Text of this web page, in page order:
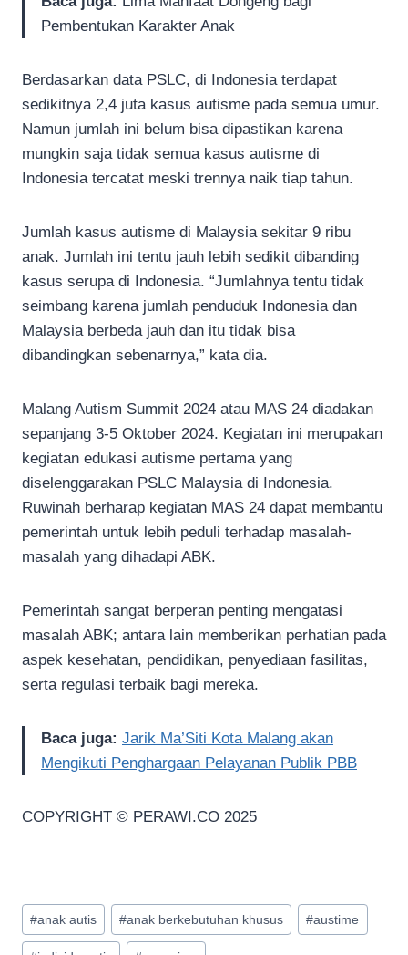
Pembentukan Karakter Anak
Berdasarkan data PSLC, di Indonesia terdapat
sedikitnya 2,4 juta kasus autisme pada semua umur.
Namun jumlah ini belum bisa dipastikan karena
mungkin saja tidak semua kasus autisme di
Indonesia tercatat meski trennya naik tiap tahun.
Jumlah kasus autisme di Malaysia sekitar 9 ribu
anak. Jumlah ini tentu jauh lebih sedikit dibanding
kasus serupa di Indonesia. “Jumlahnya tentu tidak
seimbang karena jumlah penduduk Indonesia dan
Malaysia berbeda jauh dan itu tidak bisa
dibandingkan sebenarnya,” kata dia.
Malang Autism Summit 2024 atau MAS 24 diadakan
sepanjang 3-5 Oktober 2024. Kegiatan ini merupakan
kegiatan edukasi autisme pertama yang
diselenggarakan PSLC Malaysia di Indonesia.
Ruwinah berharap kegiatan MAS 24 dapat membantu
pemerintah untuk lebih peduli terhadap masalah-
masalah yang dihadapi ABK.
Pemerintah sangat berperan penting mengatasi
masalah ABK; antara lain memberikan perhatian pada
aspek kesehatan, pendidikan, penyediaan fasilitas,
serta regulasi terbaik bagi mereka.
Baca juga: Jarik Ma’Siti Kota Malang akan
Mengikuti Penghargaan Pelayanan Publik PBB
COPYRIGHT © PERAWI.CO 2025
Post
Tags:
#anak autis #anak berkebutuhan khusus #austime